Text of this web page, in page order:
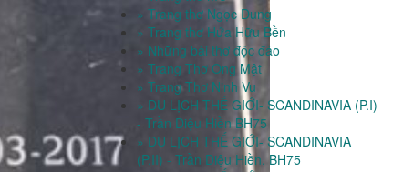
» Trang thơ Ngọc Dung
» Trang thơ Hứa Hữu Bền
» Những bài thơ độc đáo
» Trang Thơ Ong Mật
» Trang Thơ Ninh Vu
» DU LỊCH THẾ GIỚI- SCANDINAVIA (P.I)
- Trần Diệu Hiền BH75
» DU LỊCH THẾ GIỚI- SCANDINAVIA
(P.II) - Trần Diệu Hiền. BH75